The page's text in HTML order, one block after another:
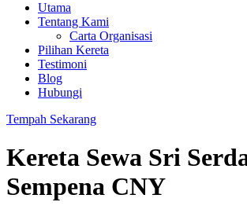
Utama
Tentang Kami
Carta Organisasi
Pilihan Kereta
Testimoni
Blog
Hubungi
Tempah Sekarang
Kereta Sewa Sri
Sempena CNY